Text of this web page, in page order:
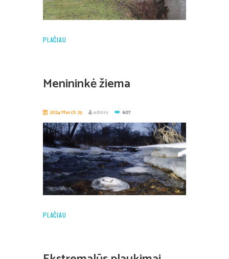
PLAČIAU
Menininkė žiema
2024 March 25 admin 607
PLAČIAU